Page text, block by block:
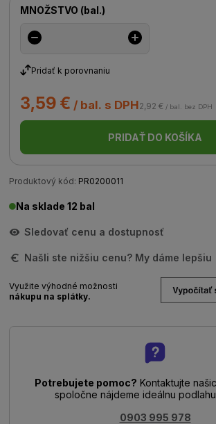
MNOŽSTVO (bal.)
Pridať k porovnaniu
3,59 € / bal. s DPH2,92 € / bal. bez DPH
PRIDAŤ DO KOŠÍKA
Produktový kód: PR0200011
Na sklade 12 bal
Sledovať cenu a dostupnosť
Našli ste nižšiu cenu? My dáme lepšiu
Využite výhodné možnosti
nákupu na splátky.
Potrebujete pomoc? Kontaktujte
spoločne nájdeme ideálnu
0903 995 978